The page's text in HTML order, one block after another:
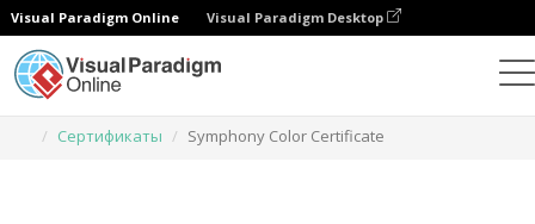
Visual Paradigm Online Visual Paradigm Desktop
Сертификаты
Symphony Color Certificate